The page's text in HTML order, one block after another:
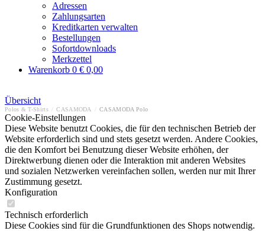
Adressen
Zahlungsarten
Kreditkarten verwalten
Bestellungen
Sofortdownloads
Merkzettel
Warenkorb 0 € 0,00
Übersicht
Polos & T-Shirts CASAMODA CASAMODA Polo
Cookie-Einstellungen
Diese Website benutzt Cookies, die für den technischen Betrieb der
Website erforderlich sind und stets gesetzt werden. Andere Cookies,
die den Komfort bei Benutzung dieser Website erhöhen, der
Direktwerbung dienen oder die Interaktion mit anderen Websites
und sozialen Netzwerken vereinfachen sollen, werden nur mit Ihrer
Zustimmung gesetzt.
Konfiguration
Technisch erforderlich
Diese Cookies sind für die Grundfunktionen des Shops notwendig.